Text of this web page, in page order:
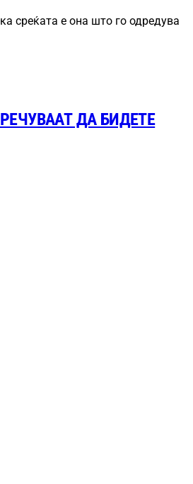
среќата е она што го одредува
ДА БИДЕТЕ